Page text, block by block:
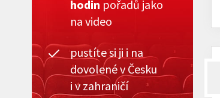
hodin pořadů jako
na video
pustíte si ji i na
dovolené v Česku
i v zahraničí